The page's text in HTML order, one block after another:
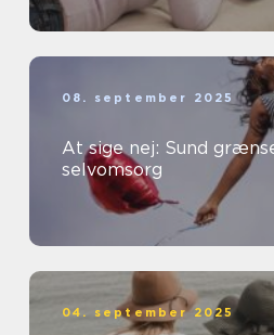
08. september 2025
At sige nej: Sund
selvomsorg
04. september 2025